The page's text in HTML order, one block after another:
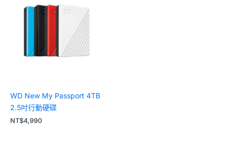
WD New My Passport 4TB
2.5吋行動硬碟
NT$4,990